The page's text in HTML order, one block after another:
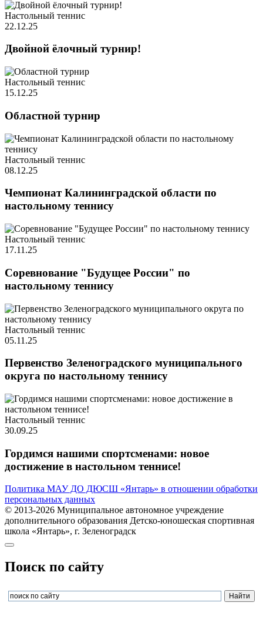
Настольный теннис
22.12.25
Двойной ёлочный турнир!
Настольный теннис
15.12.25
Областной турнир
Настольный теннис
08.12.25
Чемпионат Калининградской области по
настольному теннису
Настольный теннис
17.11.25
Соревнование "Будущее России" по
настольному теннису
Настольный теннис
05.11.25
Первенство Зеленоградского муниципального
округа по настольному теннису
Настольный теннис
30.09.25
Гордимся нашими спортсменами: новое
достижение в настольном теннисе!
Политика МАУ ДО ДЮСШ «Янтарь» в отношении обработки
персональных данных
© 2013-2026 Муниципальное автономное учреждение
дополнительного образования Детско-юношеская спортивная
школа «Янтарь», г. Зеленоградск
Поиск по сайту